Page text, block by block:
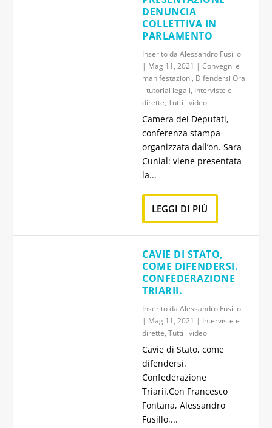
DENUNCIA
COLLETTIVA IN
PARLAMENTO
Inserito da Alessandro Fusillo
| Mag 11, 2021 | Convegni e
manifestazioni, Difendersi Ora
- tutorial legali, Interviste e
dirette, Tutti i video
Camera dei Deputati,
conferenza stampa
organizzata dall’on. Sara
Cunial: viene presentata
la...
LEGGI DI PIÙ
CAVIE DI STATO,
COME DIFENDERSI.
CONFEDERAZIONE
TRIARII.
Inserito da Alessandro Fusillo
| Mag 11, 2021 | Interviste e
dirette, Tutti i video
Cavie di Stato, come
difendersi.
Confederazione
Triarii.Con Francesco
Fontana, Alessandro
Fusillo,...